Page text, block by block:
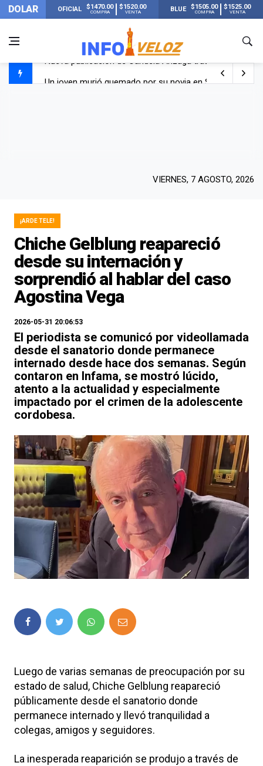
DOLAR OFICIAL $1470.00
COMPRA
$1520.00
VENTA BLUE $1505.00
COMPRA
$1525.00
VENTA
Un joven murió quemado por su novia en San Luis:
VIERNES, 7 AGOSTO, 2026
¡ARDE TELE!
Chiche Gelblung reapareció
desde su internación y
sorprendió al hablar del caso
Agostina Vega
2026-05-31 20:06:53
El periodista se comunicó por videollamada
desde el sanatorio donde permanece
internado desde hace dos semanas. Según
contaron en Infama, se mostró lúcido,
atento a la actualidad y especialmente
impactado por el crimen de la adolescente
cordobesa.
Luego de varias semanas de preocupación por su
estado de salud, Chiche Gelblung reapareció
públicamente desde el sanatorio donde
permanece internado y llevó tranquilidad a
colegas, amigos y seguidores.
La inesperada reaparición se produjo a través de